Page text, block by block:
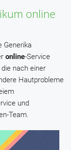
online
Generika
online-Service
die nach einer
Hautprobleme
und
Team.